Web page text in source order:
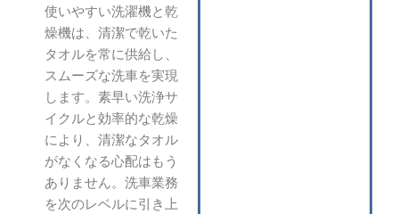
使いやすい洗濯機と乾
燥機は、清潔で乾いた
タオルを常に供給し、
スムーズな洗車を実現
します。素早い洗浄サ
イクルと効率的な乾燥
により、清潔なタオル
がなくなる心配はもう
ありません。洗車業務
を次のレベルに引き上